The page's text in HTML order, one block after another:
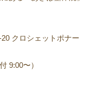
クロシェットポナー
9:00〜）